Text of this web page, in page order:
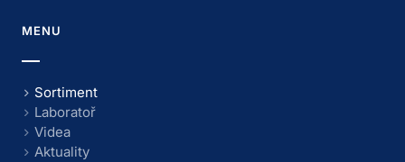
MENU
Sortiment
Laboratoř
Videa
Aktuality